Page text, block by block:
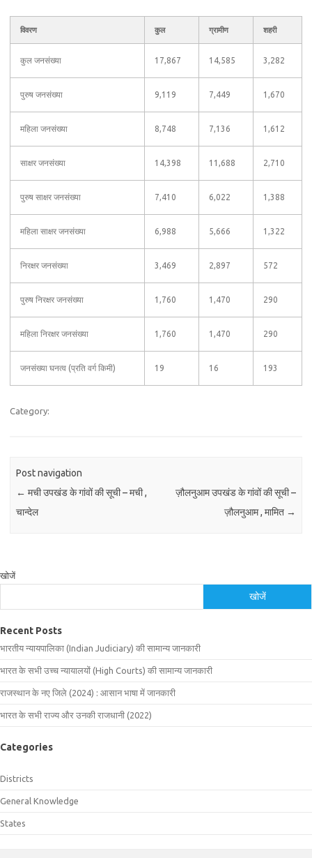
विवरण कुल ग्रामीण शहरी
कुल जनसंख्या 17,867 14,585 3,282
पुरुष जनसंख्या 9,119 7,449 1,670
महिला जनसंख्या 8,748 7,136 1,612
साक्षर जनसंख्या 14,398 11,688 2,710
पुरुष साक्षर जनसंख्या 7,410 6,022 1,388
महिला साक्षर जनसंख्या 6,988 5,666 1,322
निरक्षर जनसंख्या 3,469 2,897 572
पुरुष निरक्षर जनसंख्या 1,760 1,470 290
महिला निरक्षर जनसंख्या 1,760 1,470 290
जनसंख्या घनत्व (प्रति वर्ग किमी) 19 16 193
Category:
Post navigation
← मची उपखंड के गांवों की सूची – मची ,
चान्देल
ज़ौलनुआम उपखंड के गांवों की सूची –
ज़ौलनुआम , मामित →
खोजें
खोजें
Recent Posts
भारतीय न्यायपालिका (Indian Judiciary) की सामान्य जानकारी
भारत के सभी उच्च न्यायालयों (High Courts) की सामान्य जानकारी
राजस्थान के नए जिले (2024) : आसान भाषा में जानकारी
भारत के सभी राज्य और उनकी राजधानी (2022)
Categories
Districts
General Knowledge
States